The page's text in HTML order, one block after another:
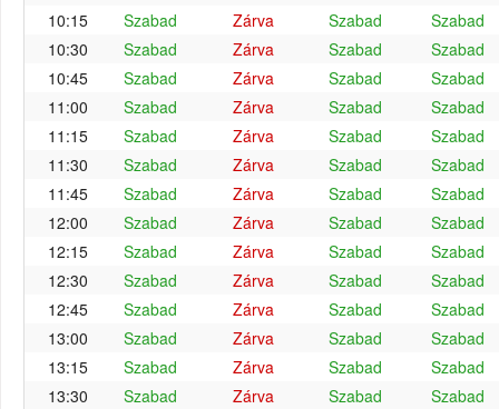
10:15
Szabad Zárva Szabad
Szabad
10:30
Szabad Zárva Szabad
Szabad
10:45
Szabad Zárva Szabad
Szabad
11:00
Szabad Zárva Szabad
Szabad
11:15
Szabad Zárva Szabad
Szabad
11:30
Szabad Zárva Szabad
Szabad
11:45
Szabad Zárva Szabad
Szabad
12:00
Szabad Zárva Szabad
Szabad
12:15
Szabad Zárva Szabad
Szabad
12:30
Szabad Zárva Szabad
Szabad
12:45
Szabad Zárva Szabad
Szabad
13:00
Szabad Zárva Szabad
Szabad
13:15
Szabad Zárva Szabad
Szabad
13:30
Szabad Zárva Szabad
Szabad